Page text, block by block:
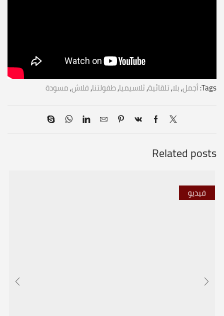
Tags: أجمل,بلا,تلقائية,ثلاسيميا,طفولتنا,فلاش,مسودة
Related posts
فيديو